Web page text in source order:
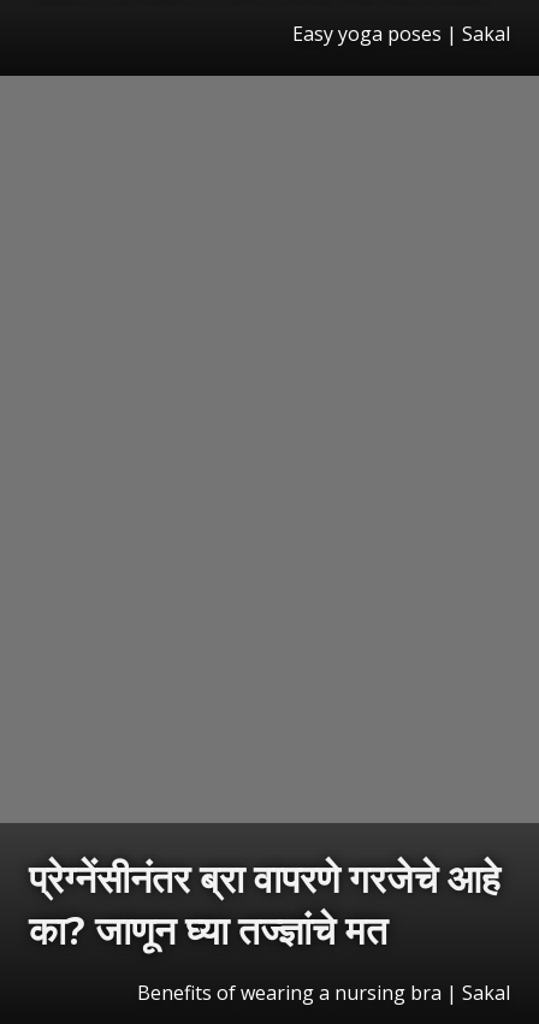
Easy yoga poses | Sakal
प्रेग्नेंसीनंतर ब्रा वापरणे गरजेचे आहे
का? जाणून घ्या तज्ज्ञांचे मत
Benefits of wearing a nursing bra | Sakal